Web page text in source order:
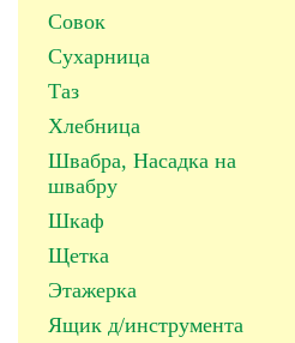
Совок
Сухарница
Таз
Хлебница
Швабра, Насадка на
швабру
Шкаф
Щетка
Этажерка
Ящик д/инструмента